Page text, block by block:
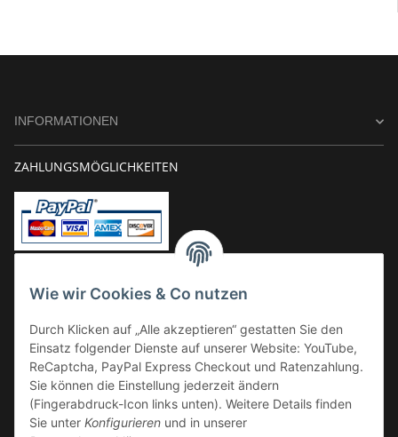
Wie wir Cookies & Co nutzen
Durch Klicken auf „Alle akzeptieren“ gestatten Sie den
Einsatz folgender Dienste auf unserer Website: YouTube,
ReCaptcha, PayPal Express Checkout und Ratenzahlung.
Sie können die Einstellung jederzeit ändern
(Fingerabdruck-Icon links unten). Weitere Details finden
Sie unter Konfigurieren und in unserer
INFORMATIONEN
ZAHLUNGSMÖGLICHKEITEN
Kauf auf Rechnung
VERSAND